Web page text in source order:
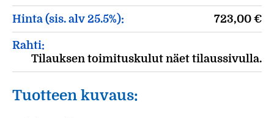
Hinta (sis. alv 25.5%): 723,00 €
Rahti:
Tilauksen toimituskulut näet tilaussivulla.
Tuotteen kuvaus: